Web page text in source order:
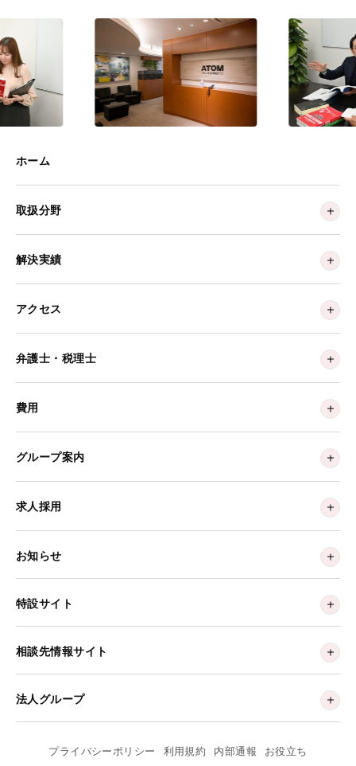
ホーム
取扱分野
解決実績
アクセス
弁護士・税理士
費用
グループ案内
求人採用
お知らせ
特設サイト
相談先情報サイト
法人グループ
プライバシーポリシー 利用規約 内部通報 お役立ち